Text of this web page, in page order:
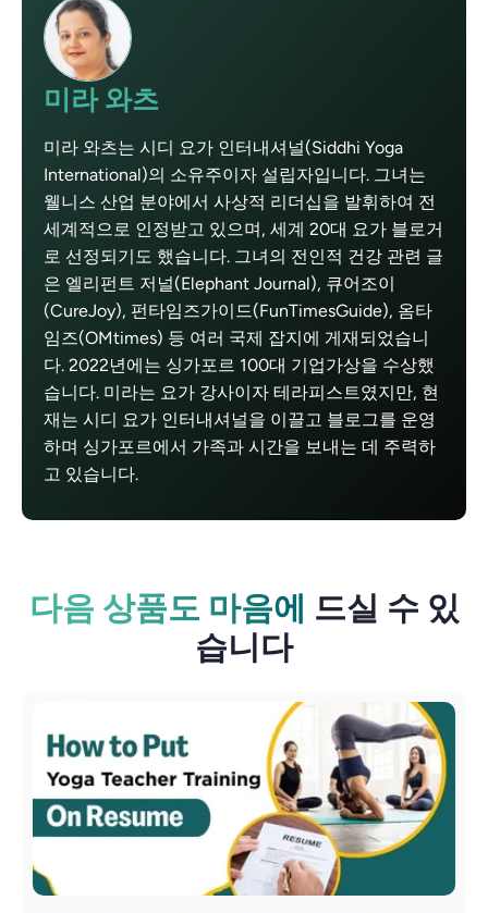
미라 와츠
미라 와츠는 시디 요가 인터내셔널(Siddhi Yoga
International)의 소유주이자 설립자입니다. 그녀는
웰니스 산업 분야에서 사상적 리더십을 발휘하여 전
세계적으로 인정받고 있으며, 세계 20대 요가 블로거
로 선정되기도 했습니다. 그녀의 전인적 건강 관련 글
은 엘리펀트 저널(Elephant Journal), 큐어조이
(CureJoy), 펀타임즈가이드(FunTimesGuide), 옴타
임즈(OMtimes) 등 여러 국제 잡지에 게재되었습니
다. 2022년에는 싱가포르 100대 기업가상을 수상했
습니다. 미라는 요가 강사이자 테라피스트였지만, 현
재는 시디 요가 인터내셔널을 이끌고 블로그를 운영
하며 싱가포르에서 가족과 시간을 보내는 데 주력하
고 있습니다.
다음 상품도 마음에 드실 수 있
습니다